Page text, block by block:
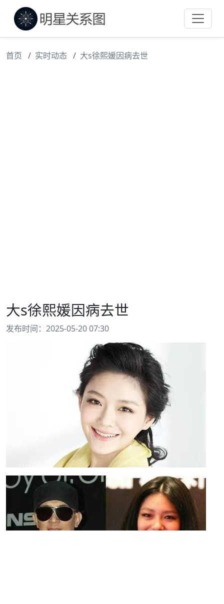
首页 实时动态 大s徐熙媛因病去世
大s徐熙媛因病去世
发布时间：2025-05-20 07:30